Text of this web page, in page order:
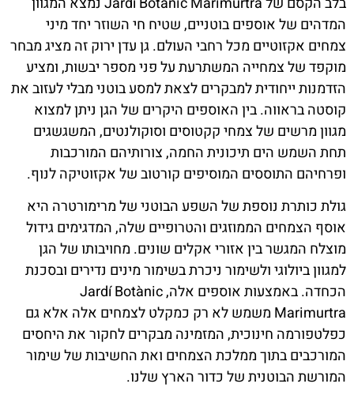
המדהים של אוספים בוטניים, שטיח חי השוזר יחד מיני
צמחים אקזוטיים מכל רחבי העולם. גן עדן ירוק זה מציג מבחר
מוקפד של צמחייה המשתרעת על פני מספר יבשות, ומציע
הזדמנות ייחודית למבקרים לצאת למסע בוטני מבלי לעזוב את
קוסטה בראווה. בין האוספים היקרים של הגן ניתן למצוא
מגוון מרשים של צמחי קקטוסים וסוקולנטים, המשגשגים
תחת השמש הים תיכונית החמה, צורותיהם המורכבות
ופרחיהם התוססים המוסיפים קורטוב של אקזוטיקה לנוף.
גולת כותרת נוספת של השפע הבוטני של מרימורטרה היא
אוסף הצמחים הממוזגים והטרופיים שלה, המדגימים גידול
מוצלח המגשר בין אזורי אקלים שונים. מחויבותו של הגן
למגוון ביולוגי ולשימור ניכרת בשימור מינים נדירים ובסכנת
הכחדה. באמצעות אוספים אלה, Jardí Botànic
Marimurtra משמש לא רק כמקלט לצמחים אלה אלא גם
כפלטפורמה חינוכית, המזמינה מבקרים לחקור את היחסים
המורכבים בתוך ממלכת הצמחים ואת החשיבות של שימור
המורשת הבוטנית של כדור הארץ שלנו.